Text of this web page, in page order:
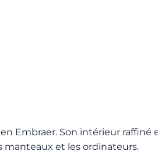
Embraer. Son intérieur
manteaux et les ordinateurs.